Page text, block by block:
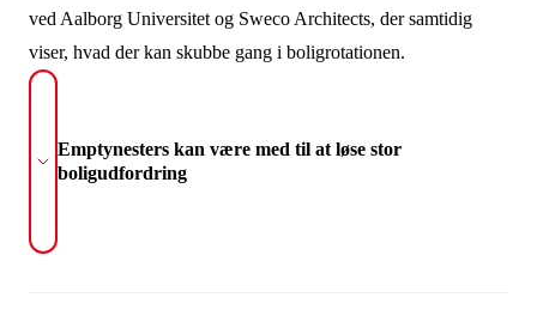
ved Aalborg Universitet og Sweco Architects, der samtidig
viser, hvad der kan skubbe gang i boligrotationen.
Emptynesters kan være med til at løse stor
boligudfordring